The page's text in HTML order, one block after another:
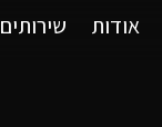
אודות שירותים